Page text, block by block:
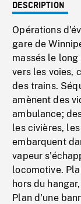
DESCRIPTION
Opérations
gare de
massés le
vers les voies,
des trains.
amènent des
ambulance;
les civières,
embarquent
vapeur
locomotive.
hors du
Plan d'une